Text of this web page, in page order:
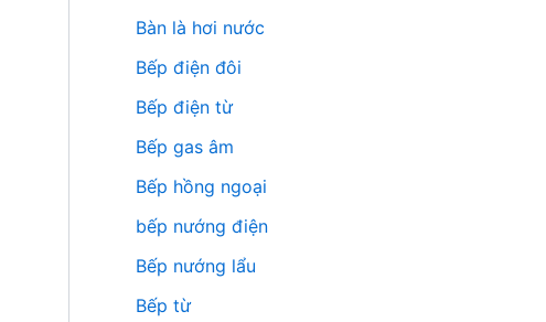
Bàn là hơi nước
Bếp điện đôi
Bếp điện từ
Bếp gas âm
Bếp hồng ngoại
bếp nướng điện
Bếp nướng lẩu
Bếp từ